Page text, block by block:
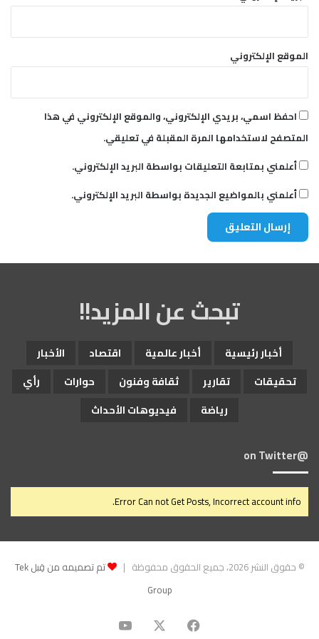
ك
الموقع الإلكتروني
احفظ اسمي، بريدي الإلكتروني، والموقع الإلكتروني في هذا
المتصفح لاستخدامها المرة المقبلة في تعليقي.
أعلمني بمتابعة التعليقات بواسطة البريد الإلكتروني.
أعلمني بالمواضيع الجديدة بواسطة البريد الإلكتروني.
تبحث عن المزيد!!
أخبار رئيسية أخبار عالمية اقتصاد
الأخبار
تحقيقات
تقارير ثقافة وفنون حوارات
رأي
رياضة
فيديوهات الأحداث
@on Twitter
Error Can not Get Posts, Incorrect account info.
© حقوق النشر 2026، جميع الحقوق محفوظة |
تم تصميمه من قِبل Tek
Group
فيسبوك